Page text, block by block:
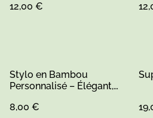
12,00 €
Stylo en Bambou
Personnalisé – Élégant,
8,00 €